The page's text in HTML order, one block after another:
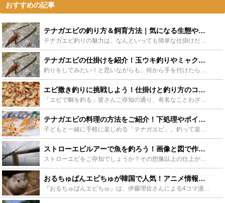
おすすめの記事
テナガエビの釣り方＆飼育方法｜気になる生態や生息地は？ - Leisurego(レジャーゴー)
テナガエビ釣りの魅力は、なんといっても簡単な仕掛けだけもって出かけられる手軽さでしょうか。しかも、ビールのつまみにもってこいで、子供と一緒に飼育を楽しむこともできること。まさに一石二鳥の釣りです。今...
テナガエビの仕掛けを紹介！玉ウキ釣りやミャク釣りも！ - Leisurego(レジャーゴー)
釣りをしてみたい！と思いながらも、何から手を付けたらいいか分からない人や、お手軽ながらも釣りの醍醐味をしっかり味わいたい方へ。テナガエビ釣りに挑戦しませんか？今回は、小物でも鋭い駆け引きを楽しませて...
エビ撒き釣りに挑戦しよう！仕掛けと釣り方のコツを大公開 - Leisurego(レジャーゴー)
「エビで鯛を釣る」皆さんご存知の通り、有名なことわざです。高価なエサを元に、もっと高価なターゲットを狙う。という意味ですよね。ハイリスク、ハイリターンなので、とてもゲーム性が高く、釣れたときの達成感...
テナガエビの料理の方法をご紹介！下処理やポイントも解説！ - Leisurego(レジャーゴー)
子どもと一緒に手軽に楽しめる「テナガエビ」。釣って楽しむだけでなく、簡単な下処理で美味しくいただける食材でもあります。そんな「テナガエビ」を美味しく食べていただける料理方法から下処理やポイントをご紹...
ストローエビルアーで魚を釣ろう！画像と図で作り方を詳しく解説！ - Leisurego(レジャーゴー)
ストローエビをご存知でしょうか？その想像以上の仕上がりのリアルさで、一部で人気のあるストローで作ったエビの作り物です。驚くことにこの作ったエビで魚が釣れるのです。このストローエビの詳しい作り方を写真...
おるちゅばんエビちゅが韓国で人気！アニメ情報やポプテピピックとの関連まで - Leisurego(レジャーゴー)
『おるちゅばんエビちゅ』は、伊藤理佐さんによる4コマ漫画作品で、後にアニメ化もされました。そんな本作ですが日本での知名度は低く、韓国でヒットしたことによって逆輸入されることに。今回は『おるちゅばんエ...